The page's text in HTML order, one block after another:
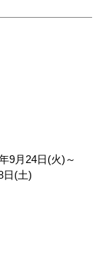
9月24日(火)～
日(土)